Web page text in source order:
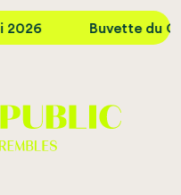
Buvette du Quai →